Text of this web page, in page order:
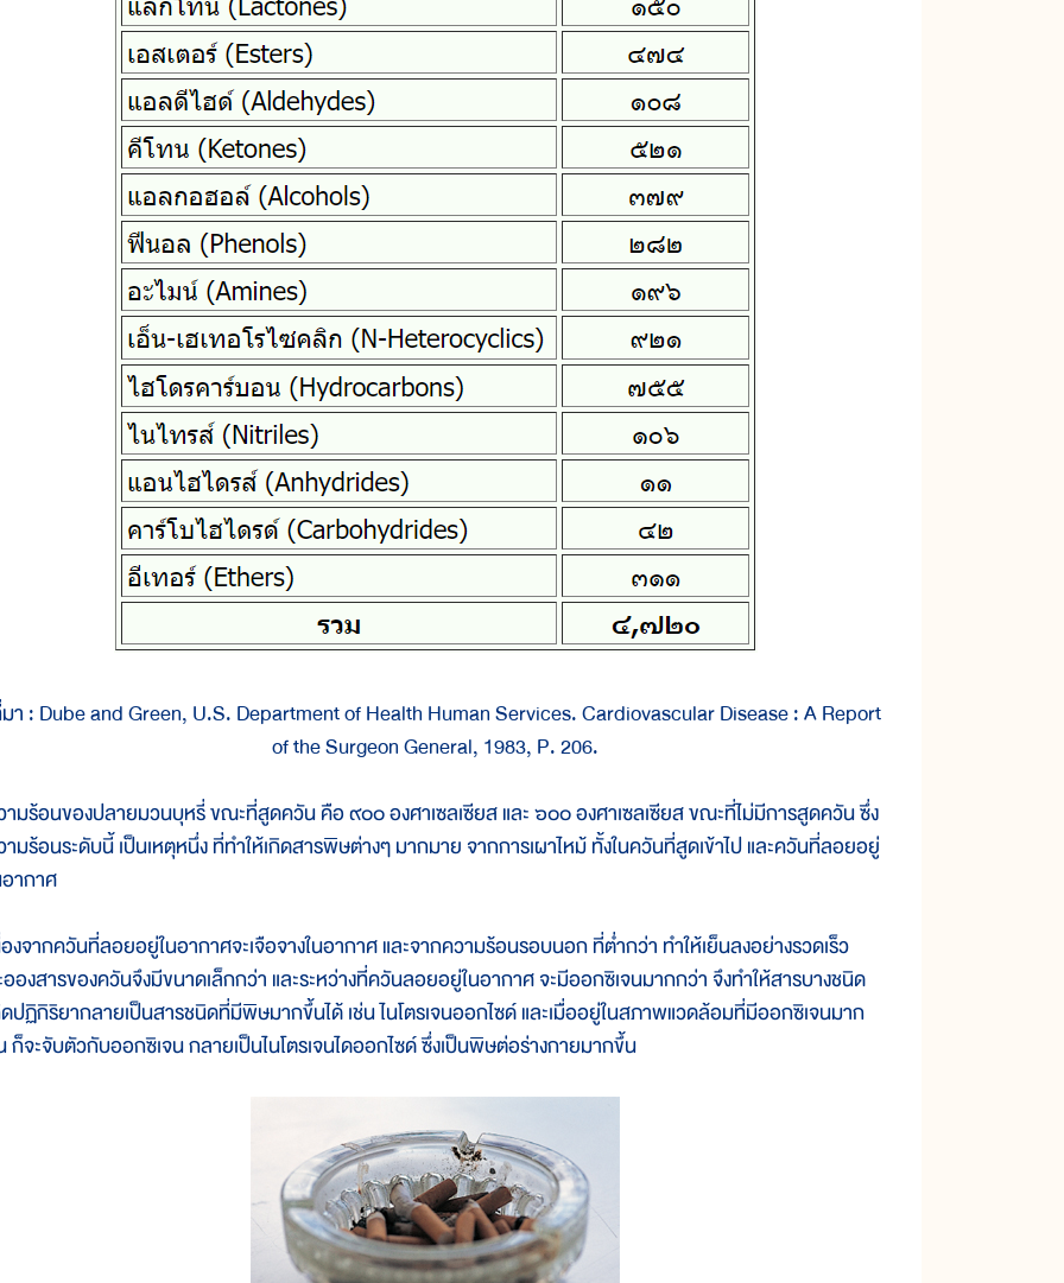
า : Dube and Green, U.S. Department of Health Human Services. Cardiovascular Disease : A Report
of the Surgeon General, 1983, P. 206.
ามร้อนของปลายมวนบุหรี่ ขณะที่สูดควัน คือ ๙๐๐ องศาเซลเซียส และ ๖๐๐ องศาเซลเซียส ขณะที่ไม่มีการสูดควัน ซึ่ง
ามร้อนระดับนี้ เป็นเหตุหนึ่ง ที่ทำให้เกิดสารพิษต่างๆ มากมาย จากการเผาไหม้ ทั้งในควันที่สูดเข้าไป และควันที่ลอยอยู่
ากาศ
องจากควันที่ลอยอยู่ในอากาศจะเจือจางในอากาศ และจากความร้อนรอบนอก ที่ต่ำกว่า ทำให้เย็นลงอย่างรวดเร็ว
องสารของควันจึงมีขนาดเล็กกว่า และระหว่างที่ควันลอยอยู่ในอากาศ จะมีออกซิเจนมากกว่า จึงทำให้สารบางชนิด
ดปฏิกิริยากลายเป็นสารชนิดที่มีพิษมากขึ้นได้ เช่น ไนโตรเจนออกไซด์ และเมื่ออยู่ในสภาพแวดล้อมที่มีออกซิเจนมาก
ก็จะจับตัวกับออกซิเจน กลายเป็นไนโตรเจนไดออกไซด์ ซึ่งเป็นพิษต่อร่างกายมากขึ้น